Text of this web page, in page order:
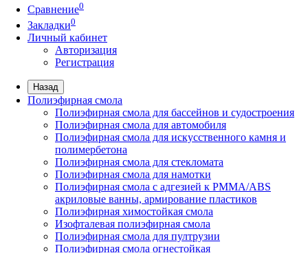
Сравнение0
Закладки0
Личный кабинет
Авторизация
Регистрация
Назад
Полиэфирная смола
Полиэфирная смола для бассейнов и судостроения
Полиэфирная смола для автомобиля
Полиэфирная смола для искусственного камня и
полимербетона
Полиэфирная смола для стекломата
Полиэфирная смола для намотки
Полиэфирная смола с адгезией к РММА/АВS
акриловые ванны, армирование пластиков
Полиэфирная химостойкая смола
Изофталевая полиэфирная смола
Полиэфирная смола для пултрузии
Полиэфирная смола огнестойкая